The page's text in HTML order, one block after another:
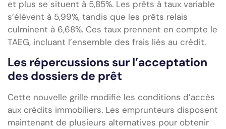
et plus se situent à 5,85%. Les prêts à taux variable
s’élèvent à 5,99%, tandis que les prêts relais
culminent à 6,68%. Ces taux prennent en compte le
TAEG, incluant l’ensemble des frais liés au crédit.
Les répercussions sur l’acceptation
des dossiers de prêt
Cette nouvelle grille modifie les conditions d’accès
aux crédits immobiliers. Les emprunteurs disposent
maintenant de plusieurs alternatives pour obtenir